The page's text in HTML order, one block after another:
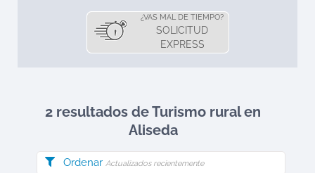
¿VAS MAL DE TIEMPO?
SOLICITUD
EXPRESS
2 resultados de Turismo rural en
Aliseda
Ordenar Actualizados recientemente